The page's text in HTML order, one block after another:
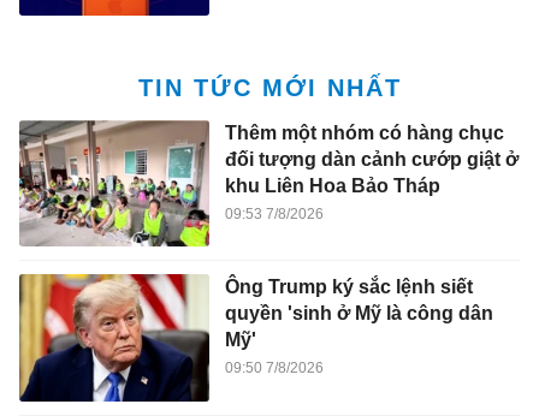
TIN TỨC MỚI NHẤT
Thêm một nhóm có hàng chục
đối tượng dàn cảnh cướp giật ở
khu Liên Hoa Bảo Tháp
09:53 7/8/2026
Ông Trump ký sắc lệnh siết
quyền 'sinh ở Mỹ là công dân
Mỹ'
09:50 7/8/2026